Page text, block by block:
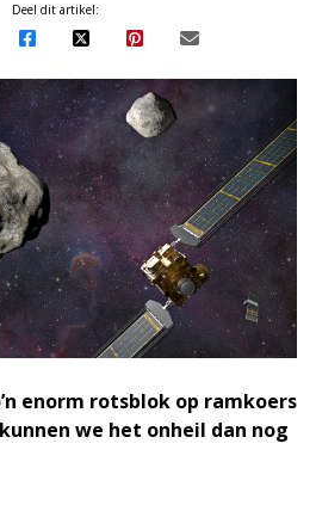
Deel dit artikel:
enorm rotsblok op ramkoers
we het onheil dan nog